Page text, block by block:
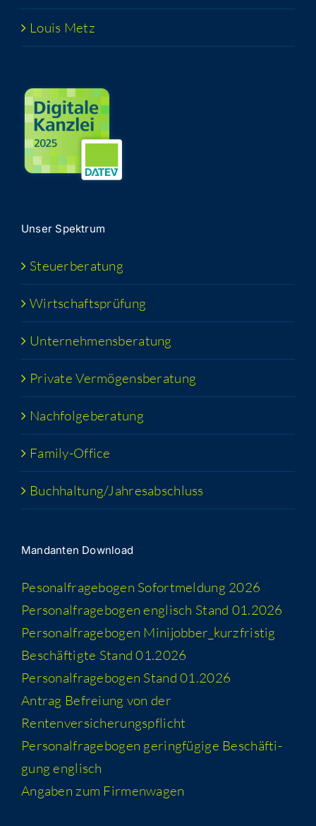
Lou­is Metz
Unser Spek­trum
Steu­er­be­ra­tung
Wirt­schafts­prü­fung
Unter­neh­mens­be­ra­tung
Pri­va­te Vermögensberatung
Nach­fol­ge­be­ra­tung
Fami­­ly-Office
Buchhaltung/​​Jahresabschluss
Man­dan­ten Download
Peso­nal­fra­ge­bo­gen Sofort­mel­dung 2026
Per­so­nal­fra­ge­bo­gen eng­lisch Stand 01.2026
Per­so­nal­fra­ge­bo­gen Minijobber_​kurzfristig
Beschäf­tig­te Stand 01.2026
Per­so­nal­fra­ge­bo­gen Stand 01.2026
Antrag Befrei­ung von der
Rentenversicherungspflicht
Per­so­nal­fra­ge­bo­gen gering­fü­gi­ge Beschäf­ti­
gung englisch
Anga­ben zum Firmenwagen